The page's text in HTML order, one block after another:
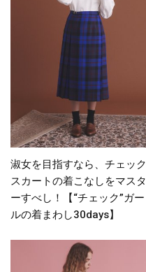
淑女を目指すなら、チェック
スカートの着こなしをマスタ
ーすべし！【“チェック”ガー
ルの着まわし30days】